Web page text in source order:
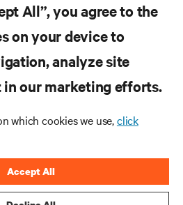
All”, you agree to the
on your device to
analyze site
in our marketing efforts.
which cookies we use,click
Accept All